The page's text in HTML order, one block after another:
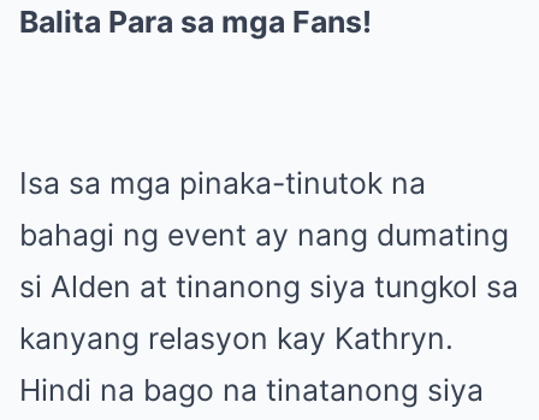
Balita Para sa mga Fans!
Isa sa mga pinaka-tinutok na
bahagi ng event ay nang dumating
si Alden at tinanong siya tungkol sa
kanyang relasyon kay Kathryn.
Hindi na bago na tinatanong siya